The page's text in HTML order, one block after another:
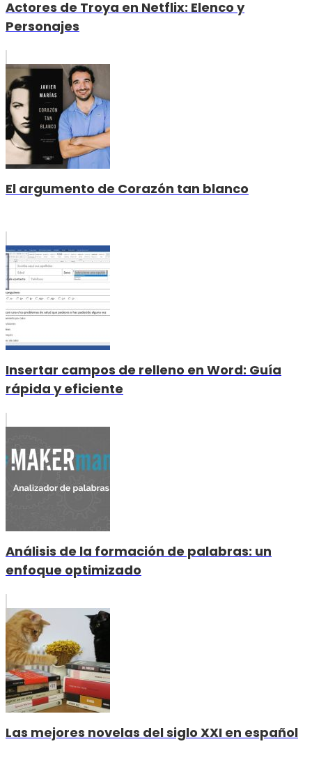
Actores de Troya en Netflix: Elenco y
Personajes
El argumento de Corazón tan blanco
Insertar campos de relleno en Word: Guía
rápida y eficiente
Análisis de la formación de palabras: un
enfoque optimizado
Las mejores novelas del siglo XXI en español